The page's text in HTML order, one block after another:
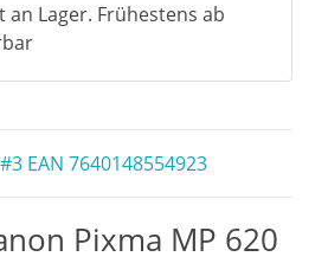
Lager. Frühestens ab
EAN 7640148554923
Pixma MP 620